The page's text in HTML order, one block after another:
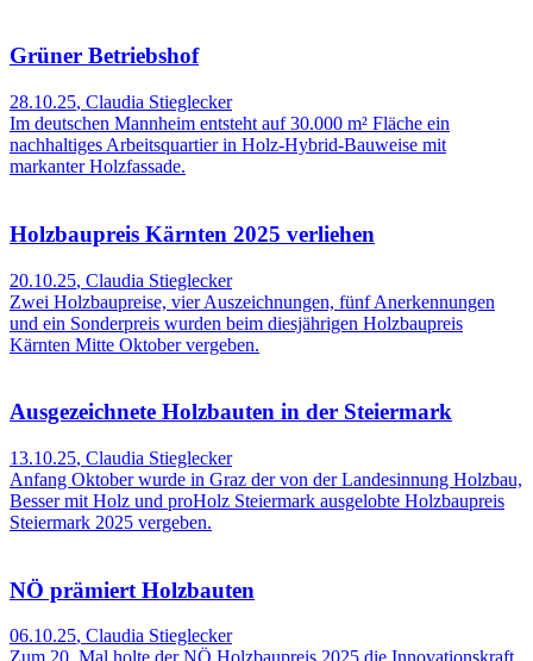
Grüner Betriebshof
28.10.25, Claudia Stieglecker
Im deutschen Mannheim entsteht auf 30.000 m² Fläche ein
nachhaltiges Arbeitsquartier in Holz-Hybrid-Bauweise mit
markanter Holzfassade.
Holzbaupreis Kärnten 2025 verliehen
20.10.25, Claudia Stieglecker
Zwei Holzbaupreise, vier Auszeichnungen, fünf Anerkennungen
und ein Sonderpreis wurden beim diesjährigen Holzbaupreis
Kärnten Mitte Oktober vergeben.
Ausgezeichnete Holzbauten in der Steiermark
13.10.25, Claudia Stieglecker
Anfang Oktober wurde in Graz der von der Landesinnung Holzbau,
Besser mit Holz und proHolz Steiermark ausgelobte Holzbaupreis
Steiermark 2025 vergeben.
NÖ prämiert Holzbauten
06.10.25, Claudia Stieglecker